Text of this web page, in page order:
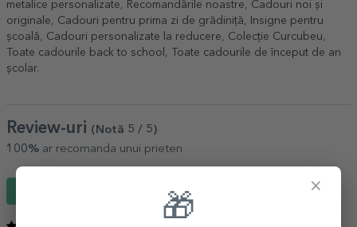
metalice personalizate Recomandările noastre
Cadouri noi și
originale
Cadouri pentru prima zi de grădiniță
Insigne pentru
școală
Cadouri personalizate la reducere Colecție Curcubeu
Toate cadourile back to school
Toate cadourile de început de an
școlar.
Review-uri (Notă 5 / 5)
100% ar recomanda unui prieten
×
🎁